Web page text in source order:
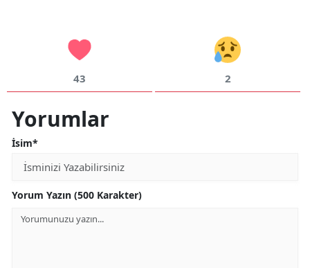
43 2
Yorumlar
İsim*
Yorum Yazın (500 Karakter)